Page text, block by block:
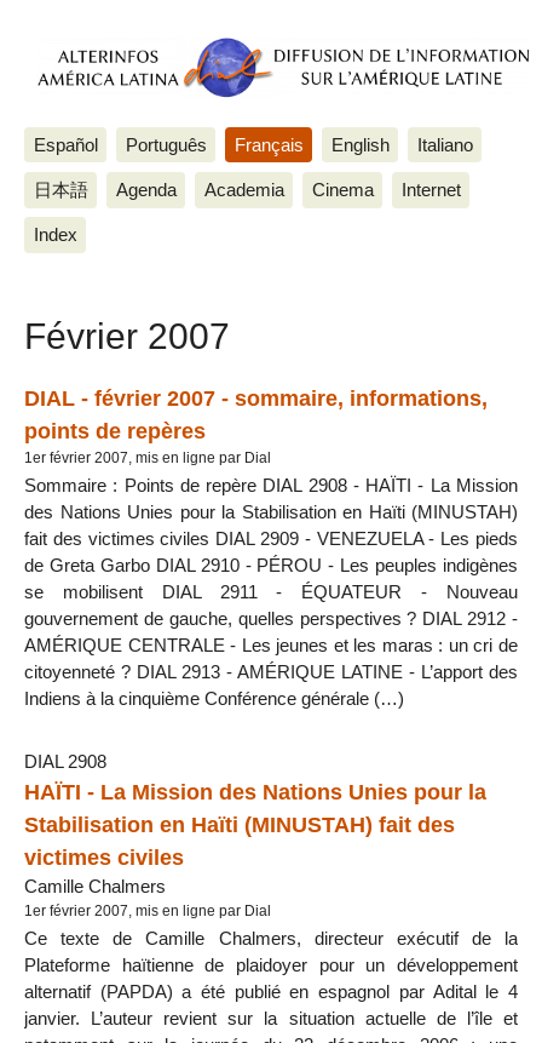
Español Português Français English Italiano
日本語 Agenda Academia Cinema Internet
Index
Février 2007
DIAL - février 2007 - sommaire, informations,
points de repères
1er février 2007, mis en ligne par Dial
Sommaire : Points de repère DIAL 2908 - HAÏTI - La Mission
des Nations Unies pour la Stabilisation en Haïti (MINUSTAH)
fait des victimes civiles DIAL 2909 - VENEZUELA - Les pieds
de Greta Garbo DIAL 2910 - PÉROU - Les peuples indigènes
se mobilisent DIAL 2911 - ÉQUATEUR - Nouveau
gouvernement de gauche, quelles perspectives ? DIAL 2912 -
AMÉRIQUE CENTRALE - Les jeunes et les maras : un cri de
citoyenneté ? DIAL 2913 - AMÉRIQUE LATINE - L’apport des
Indiens à la cinquième Conférence générale (…)
DIAL 2908
HAÏTI - La Mission des Nations Unies pour la
Stabilisation en Haïti (MINUSTAH) fait des
victimes civiles
Camille Chalmers
1er février 2007, mis en ligne par Dial
Ce texte de Camille Chalmers, directeur exécutif de la
Plateforme haïtienne de plaidoyer pour un développement
alternatif (PAPDA) a été publié en espagnol par Adital le 4
janvier. L’auteur revient sur la situation actuelle de l’île et